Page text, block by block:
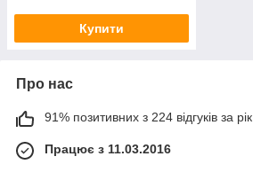
Купити
Про нас
91% позитивних з 224 відгуків за рік
Працює з 11.03.2016